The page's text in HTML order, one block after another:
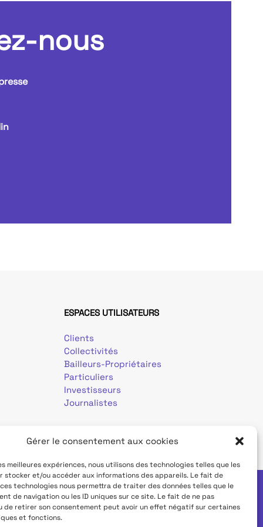
Gérer le consentement aux cookies
meilleures expériences, nous utilisons des technologies telles que les
stocker et/ou accéder aux informations des appareils. Le fait de
technologies nous permettra de traiter des données telles que le
de navigation ou les ID uniques sur ce site. Le fait de ne pas
de retirer son consentement peut avoir un effet négatif sur certaines
et fonctions.
nous
ESPACES UTILISATEURS
Clients
Collectivités
Bailleurs-Propriétaires
Particuliers
Investisseurs
Journalistes
d'accessibilité